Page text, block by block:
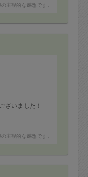
主観的な感想です。
ざいました！
主観的な感想です。